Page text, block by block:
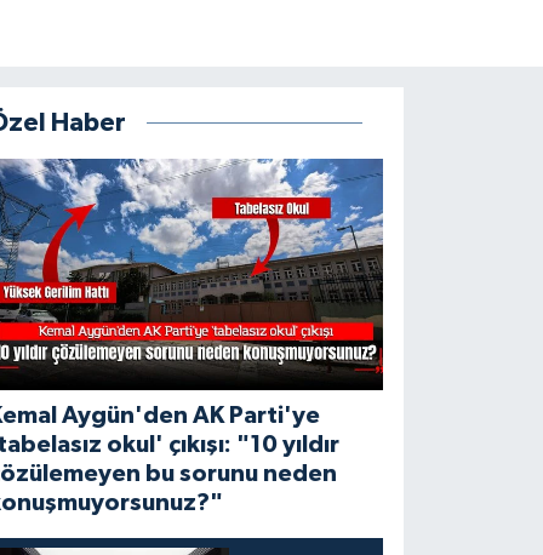
Haber
Aygün'den AK Parti'ye
okul' çıkışı: "10 yıldır
bu sorunu neden